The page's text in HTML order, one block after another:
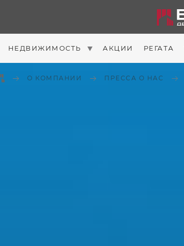
НЕДВИЖИМОСТЬ АКЦИИ РЕГАТА
О КОМПАНИИ ПРЕССА О НАС